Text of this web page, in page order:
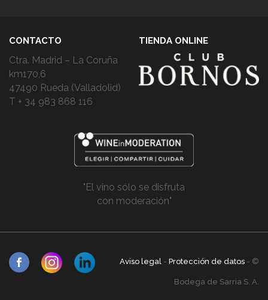
CONTACTO
Ctra. Madrid – La Coruña
km170,6
47490 Rueda (Valladolid)
T + 34 983 868 116
TIENDA ONLINE
"El vino sólo se disfruta
con moderación"
Aviso legal - Protección de datos - ©
Bodega de Sarria S. A.